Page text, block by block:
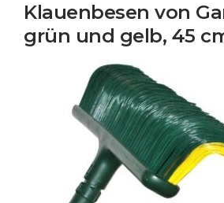
Klauenbesen von
grün und gelb, 45